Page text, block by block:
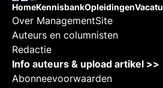
HomeKennisbankOpleidingen
Over ManagementSite
Auteurs en columnisten
Redactie
Info auteurs & upload artikel >>
Abonneevoorwaarden